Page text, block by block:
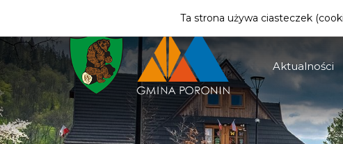
| MIESZKANIEC
Aktualności
Ta strona używa ciasteczek